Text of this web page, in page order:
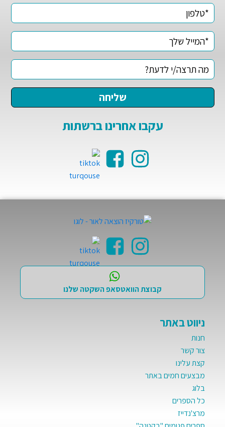
עקבו אחרינו ברשתות
קבוצת הוואטסאפ השקטה שלנו
ניווט באתר
חנות
צור קשר
קצת עלינו
מבצעים חמים באתר
בלוג
כל הספרים
מרצ'נדייז